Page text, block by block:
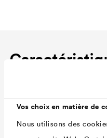
Vos choix en matière de
Nous utilisons des